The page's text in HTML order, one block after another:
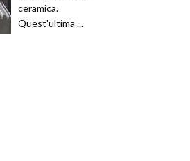
ceramica.
Quest'ultima ...